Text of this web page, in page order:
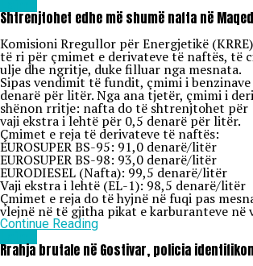
Shtrenjtohet edhe më shumë nafta në
Komisioni Rregullor për Energjetikë
të ri për çmimet e derivateve të naftës, të
ulje dhe ngritje, duke filluar nga mesnata.
Sipas vendimit të fundit, çmimi i
denarë për litër. Nga ana tjetër, çmimi i
shënon rritje: nafta do të shtrenjtohet për
vaji ekstra i lehtë për 0,5 denarë për litër.
Çmimet e reja të derivateve të naftës:
EUROSUPER BS-95: 91,0 denarë/litër
EUROSUPER BS-98: 93,0 denarë/litër
EURODIESEL (Nafta): 99,5 denarë/litër
Vaji ekstra i lehtë (EL-1): 98,5 denarë/litër
Çmimet e reja do të hyjnë në fuqi pas
vlejnë në të gjitha pikat e karburanteve në
Continue Reading
Rrahja brutale në Gostivar, policia